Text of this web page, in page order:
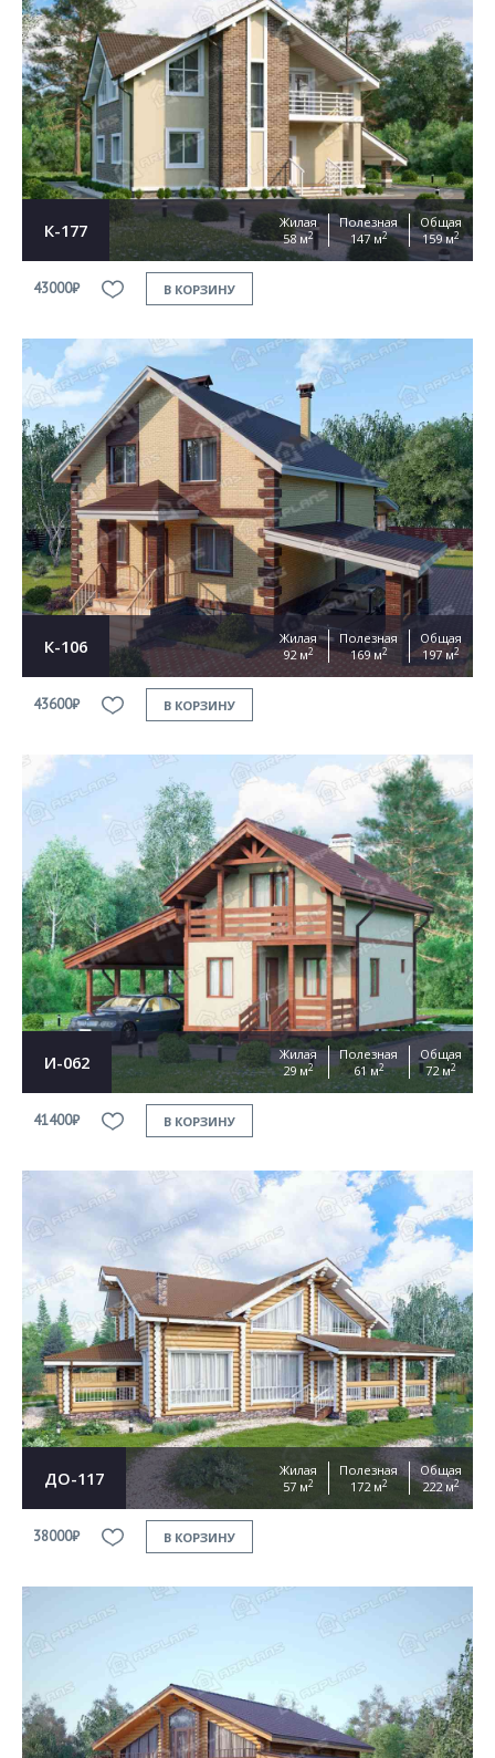
К-177
Жилая
58 м2
Полезная
147 м2
Общая
159 м2
43000₽ В КОРЗИНУ
К-106
Жилая
92 м2
Полезная
169 м2
Общая
197 м2
43600₽ В КОРЗИНУ
И-062
Жилая
29 м2
Полезная
61 м2
Общая
72 м2
41400₽ В КОРЗИНУ
ДО-117
Жилая
57 м2
Полезная
172 м2
Общая
222 м2
38000₽ В КОРЗИНУ